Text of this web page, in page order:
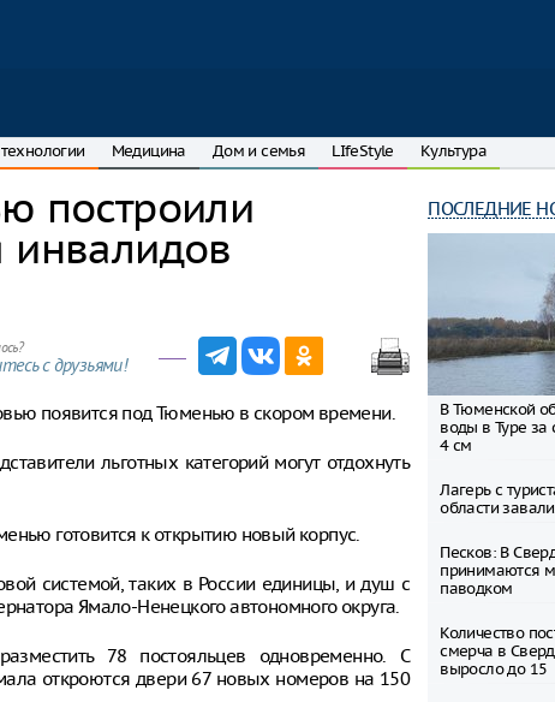
Медицина Дом и семья LIfeStyle Культура
построили
инвалидов
с друзьями!
появится под Тюменью в скором времени.
льготных категорий могут отдохнуть
готовится к открытию новый корпус.
системой, таких в России единицы, и душ с
Ямало-Ненецкого автономного округа.
78 постояльцев одновременно. С
откроются двери 67 новых номеров на 150
ПОСЛЕДНИЕ
В Тюменской
воды в Туре за
4 см
Лагерь с
области
Песков: В
принимаются
паводком
Количество
смерча в
выросло до 15